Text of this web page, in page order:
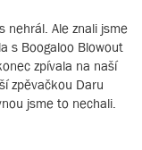
nehrál. Ale znali jsme
s Boogaloo Blowout
zpívala na naší
zpěvačkou Daru
jsme to nechali.